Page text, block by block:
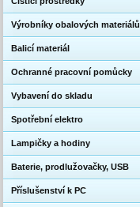
Výrobníky obalových materiálů
Balicí materiál
Ochranné pracovní pomůcky
Vybavení do skladu
Spotřební elektro
Lampičky a hodiny
Baterie, prodlužovačky, USB
Příslušenství k PC